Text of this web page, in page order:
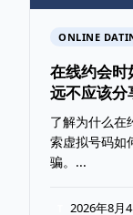
ONLINE
在线约会时
远不应该分
了解为什么在
索虚拟号码如
骗。...
2026年8月